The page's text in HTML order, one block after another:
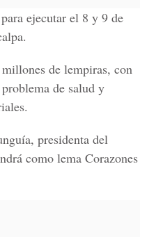
ejecutar el 8 y 9 de
de lempiras, con
de salud y
presidenta del
como lema Corazones